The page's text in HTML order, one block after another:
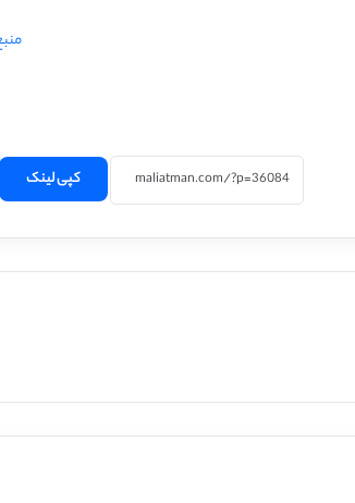
کپی لینک